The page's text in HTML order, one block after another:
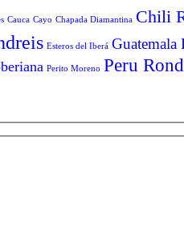
Cauca Cayo Chapada Diamantina Chili
Esteros del Iberá Guatemala
Perito Moreno Peru